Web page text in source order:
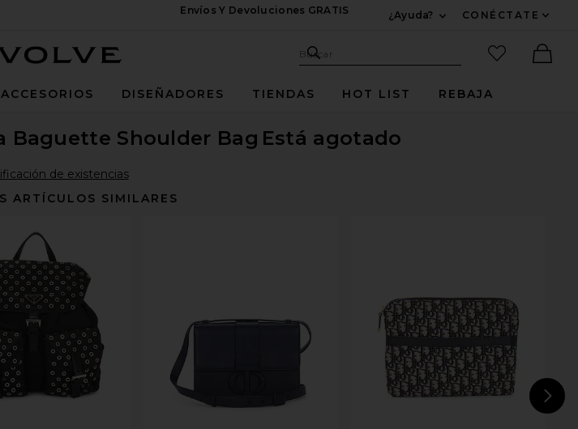
Envíos Y Devoluciones GRATIS
¿Ayuda?
CONÉCTATE
Sitio de búsqueda
Buscar
artículos
ACCESORIOS DISEÑADORES TIENDAS HOT LIST REBAJA
Baguette Shoulder Bag Está agotado
de existencias
ARTÍCULOS SIMILARES